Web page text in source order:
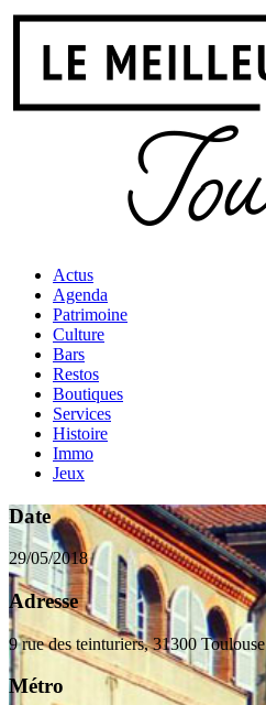
Actus
Agenda
Patrimoine
Culture
Bars
Restos
Boutiques
Services
Histoire
Immo
Jeux
Date
29/05/2018
Adresse
9 rue des teinturiers, 31300 Toulouse
Métro